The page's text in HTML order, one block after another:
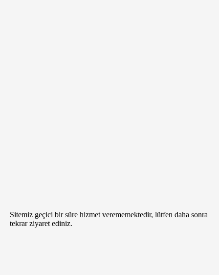
Sitemiz geçici bir süre hizmet verememektedir, lütfen daha sonra
tekrar ziyaret ediniz.